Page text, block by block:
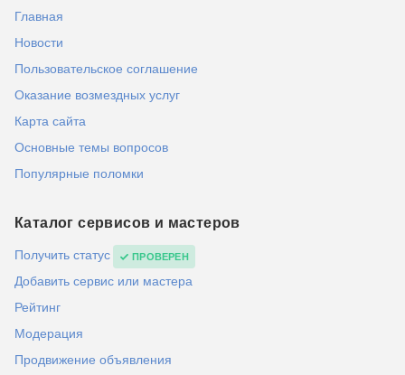
Главная
Новости
Пользовательское соглашение
Оказание возмездных услуг
Карта сайта
Основные темы вопросов
Популярные поломки
Каталог сервисов и мастеров
Получить статус ПРОВЕРЕН
Добавить сервис или мастера
Рейтинг
Модерация
Продвижение объявления